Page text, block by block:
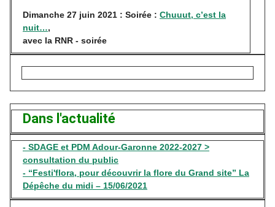
Dimanche 27 juin 2021 : Soirée : Chuuut, c’est la
nuit…,
avec la RNR - soirée
Dans l'actualité
- SDAGE et PDM Adour-Garonne 2022-2027 >
consultation du public
- “Festi'flora, pour découvrir la flore du Grand site” La
Dépêche du midi – 15/06/2021